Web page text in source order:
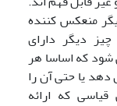
منعکس کننده
دیگر دارای
شود که اساسا هر
یا حتی آن را
که ارائه